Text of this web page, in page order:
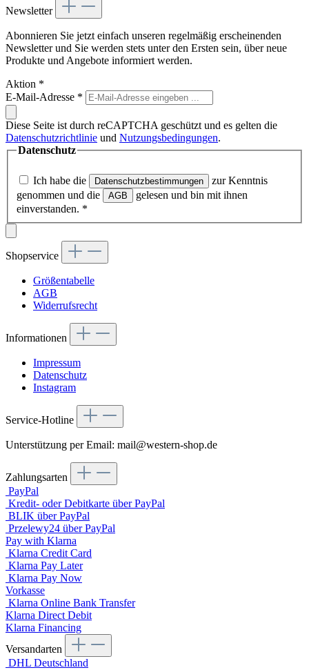
Newsletter
Abonnieren Sie jetzt einfach unseren regelmäßig erscheinenden
Newsletter und Sie werden stets unter den Ersten sein, über neue
Produkte und Angebote informiert werden.
Aktion *
E-Mail-Adresse *
Diese Seite ist durch reCAPTCHA geschützt und es gelten die
Datenschutzrichtlinie und Nutzungsbedingungen.
Datenschutz
Ich habe die Datenschutzbestimmungen
zur Kenntnis
genommen und die
AGB
gelesen und bin mit ihnen
einverstanden. *
Shopservice
Größentabelle
AGB
Widerrufsrecht
Informationen
Impressum
Datenschutz
Instagram
Service-Hotline
Unterstützung per Email: mail@western-shop.de
Zahlungsarten
PayPal
Kredit- oder Debitkarte über PayPal
BLIK über PayPal
Przelewy24 über PayPal
Pay with Klarna
Klarna Credit Card
Klarna Pay Later
Klarna Pay Now
Vorkasse
Klarna Online Bank Transfer
Klarna Direct Debit
Klarna Financing
Versandarten
DHL Deutschland